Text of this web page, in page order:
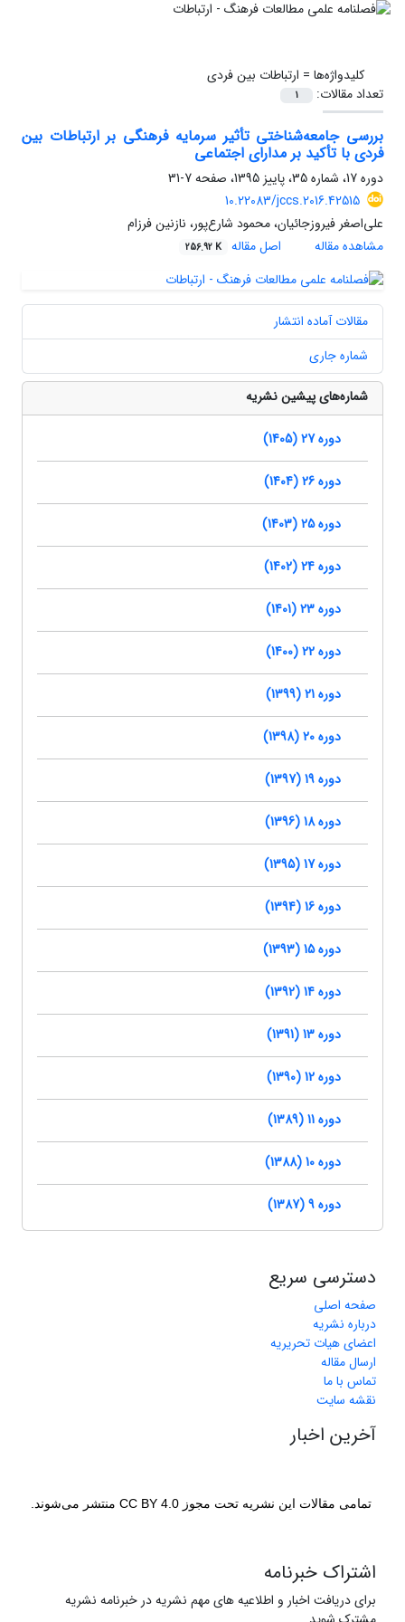
کلیدواژه‌ها = ارتباطات بین فردی
تعداد مقالات:
1
بررسی جامعه‌شناختی تأثیر سرمایه فرهنگی بر ارتباطات بین
فردی با تأکید بر مدارای اجتماعی
دوره 17، شماره 35، پاییز 1395، صفحه
7-31
10.22083/jccs.2016.42515
علی‌اصغر فیروزجائیان، محمود شارع‌پور، نازنین فرزام
مشاهده مقاله
اصل مقاله 256.92 K
مقالات آماده انتشار
شماره جاری
شماره‌های پیشین نشریه
دوره 27 (1405)
دوره 26 (1404)
دوره 25 (1403)
دوره 24 (1402)
دوره 23 (1401)
دوره 22 (1400)
دوره 21 (1399)
دوره 20 (1398)
دوره 19 (1397)
دوره 18 (1396)
دوره 17 (1395)
دوره 16 (1394)
دوره 15 (1393)
دوره 14 (1392)
دوره 13 (1391)
دوره 12 (1390)
دوره 11 (1389)
دوره 10 (1388)
دوره 9 (1387)
دسترسی سریع
صفحه اصلی
درباره نشریه
اعضای هیات تحریریه
ارسال مقاله
تماس با ما
نقشه سایت
آخرین اخبار
تمامی مقالات این نشریه تحت مجوز CC BY 4.0 منتشر می‌شوند.
اشتراک خبرنامه
برای دریافت اخبار و اطلاعیه های مهم نشریه در خبرنامه نشریه